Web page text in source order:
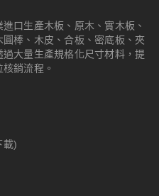
口生產木板、原木、實木板、
棒、木皮、合板、密底板、夾
大量生產規格化尺寸材料，提
銷流程。
載)